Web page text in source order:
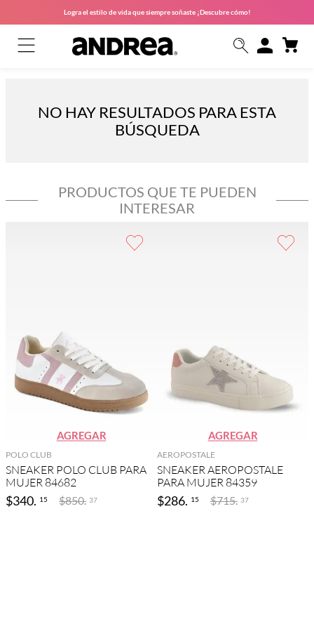
Logra el estilo de vida que siempre soñaste ¡Descubre cómo!
NO HAY RESULTADOS PARA ESTA
BÚSQUEDA
PRODUCTOS QUE TE PUEDEN
INTERESAR
AGREGAR
POLO CLUB
SNEAKER POLO CLUB PARA
MUJER 84682
$340. 15 $850. 37
AGREGAR
AEROPOSTALE
SNEAKER AEROPOSTALE
PARA MUJER 84359
$286. 15 $715. 37